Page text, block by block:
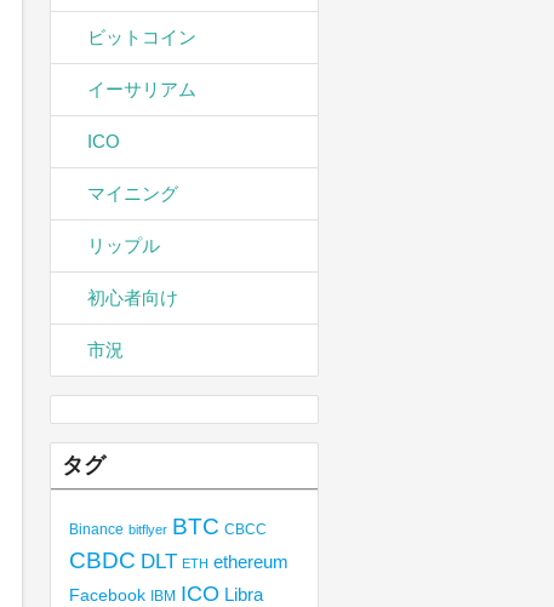
ビットコイン
イーサリアム
ICO
マイニング
リップル
初心者向け
市況
タグ
Binance bitflyer BTC CBCC
CBDC DLT ETH ethereum
Facebook IBM ICO Libra